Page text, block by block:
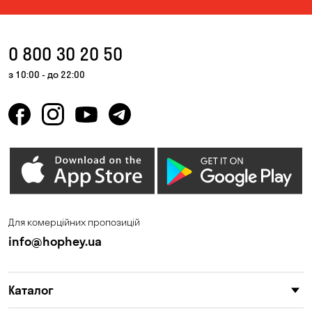
0 800 30 20 50
з 10:00 - до 22:00
Для комерційних пропозицій
info@hophey.ua
Каталог